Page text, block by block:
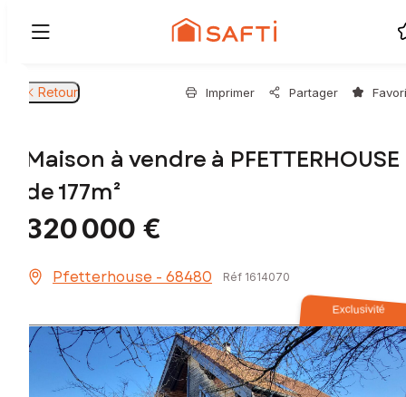
Retour Imprimer Partager
Maison à vendre à PFETTERHOUSE
de 177m²
320 000 €
Pfetterhouse - 68480 Réf 1614070
Exclusivité